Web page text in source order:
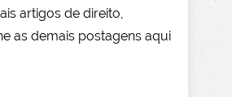
s artigos de direito
as demais postagens aqui